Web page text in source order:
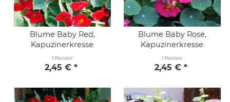
Blume Baby Red,
Kapuzinerkresse
1 Portion
2,45 € *
Blume Baby Rose,
Kapuzinerkresse
1 Portion
2,45 € *